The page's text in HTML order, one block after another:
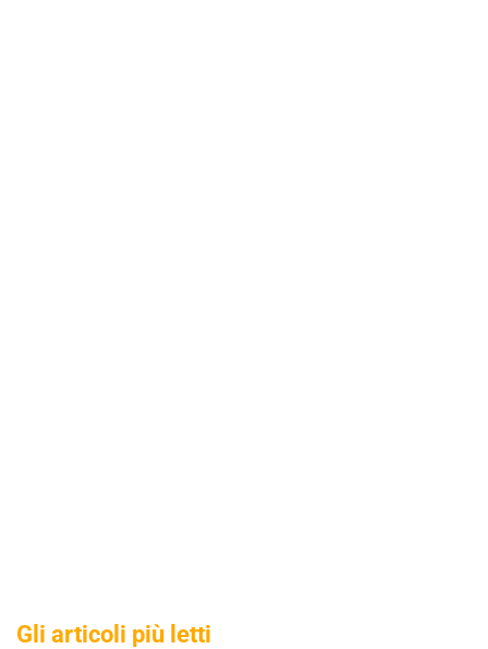
Gli articoli più letti